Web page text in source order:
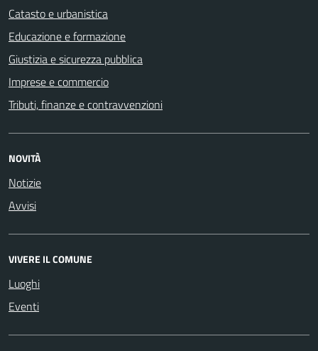
Catasto e urbanistica
Educazione e formazione
Giustizia e sicurezza pubblica
Imprese e commercio
Tributi, finanze e contravvenzioni
NOVITÀ
Notizie
Avvisi
VIVERE IL COMUNE
Luoghi
Eventi